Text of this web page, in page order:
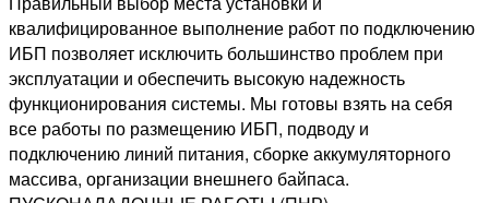
квалифицированное выполнение работ по подключению
ИБП позволяет исключить большинство проблем при
эксплуатации и обеспечить высокую надежность
функционирования системы. Мы готовы взять на себя
все работы по размещению ИБП, подводу и
подключению линий питания, сборке аккумуляторного
массива, организации внешнего байпаса.